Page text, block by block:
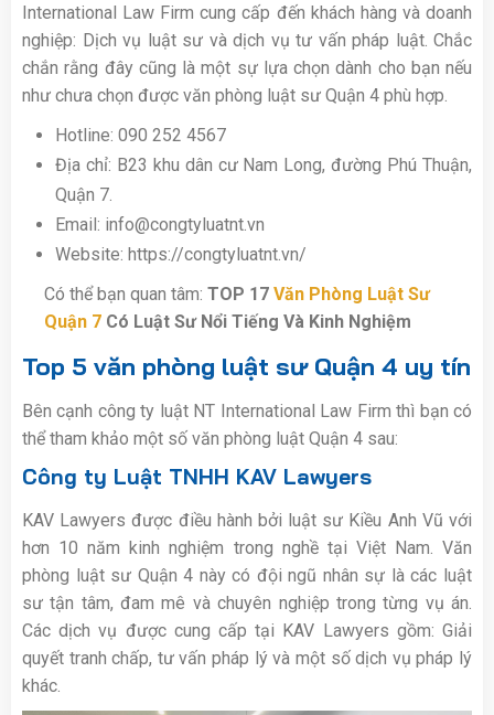
International Law Firm cung cấp đến khách hàng và doanh
nghiệp: Dịch vụ luật sư và dịch vụ tư vấn pháp luật. Chắc
chắn rằng đây cũng là một sự lựa chọn dành cho bạn nếu
như chưa chọn được văn phòng luật sư Quận 4 phù hợp.
Hotline: 090 252 4567
Địa chỉ: B23 khu dân cư Nam Long, đường Phú Thuận,
Quận 7.
Email: info@congtyluatnt.vn
Website: https://congtyluatnt.vn/
Có thể bạn quan tâm: TOP 17 Văn Phòng Luật Sư
Quận 7 Có Luật Sư Nổi Tiếng Và Kinh Nghiệm
Top 5 văn phòng luật sư Quận 4 uy tín
Bên cạnh công ty luật NT International Law Firm thì bạn có
thể tham khảo một số văn phòng luật Quận 4 sau:
Công ty Luật TNHH KAV Lawyers
KAV Lawyers được điều hành bởi luật sư Kiều Anh Vũ với
hơn 10 năm kinh nghiệm trong nghề tại Việt Nam. Văn
phòng luật sư Quận 4 này có đội ngũ nhân sự là các luật
sư tận tâm, đam mê và chuyên nghiệp trong từng vụ án.
Các dịch vụ được cung cấp tại KAV Lawyers gồm: Giải
quyết tranh chấp, tư vấn pháp lý và một số dịch vụ pháp lý
khác.